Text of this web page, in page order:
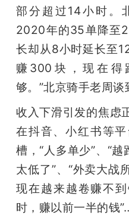
部分超过14小时。
2020年的35单降至
长却从8小时延长至
赚300块，现在得
够。”北京骑手老周谈
收入下滑引发的焦虑
在抖音、小红书等
槽，“人多单少”、“
太低了”、“外卖大战
现在越来越卷赚不
时，赚以前一半的钱